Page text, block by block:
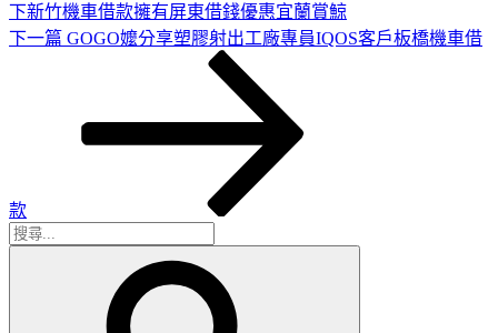
下新竹機車借款擁有屏東借錢優惠宜蘭賞鯨
下
下一篇 GOGO嬤分享塑膠射出工廠專員IQOS客戶板橋機車借
款
搜